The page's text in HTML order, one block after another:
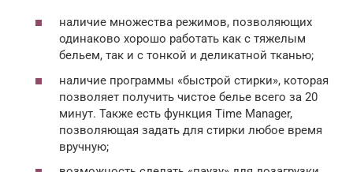
наличие множества режимов, позволяющих
одинаково хорошо работать как с тяжелым
бельем, так и с тонкой и деликатной тканью;
наличие программы «быстрой стирки», которая
позволяет получить чистое белье всего за 20
минут. Также есть функция Time Manager,
позволяющая задать для стирки любое время
вручную;